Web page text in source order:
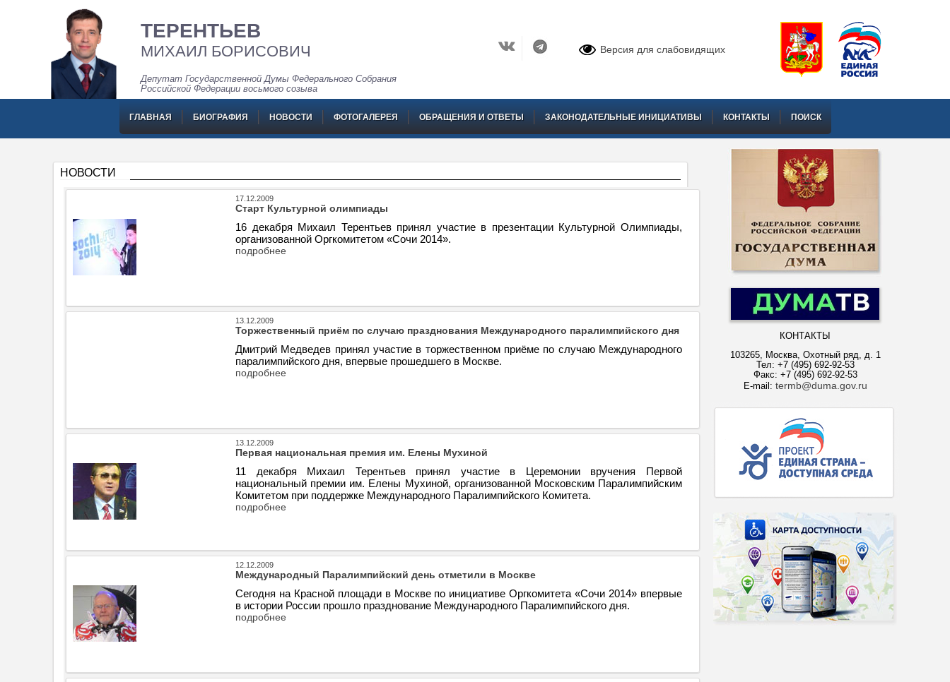
ТЕРЕНТЬЕВ
МИХАИЛ БОРИСОВИЧ
Депутат Государственной Думы Федерального Собрания
Российской Федерации восьмого созыва
Версия для слабовидящих
ГЛАВНАЯ БИОГРАФИЯ НОВОСТИ ФОТОГАЛЕРЕЯ ОБРАЩЕНИЯ И ОТВЕТЫ ЗАКОНОДАТЕЛЬНЫЕ ИНИЦИАТИВЫ КОНТАКТЫ ПОИСК
НОВОСТИ
17.12.2009
Старт Культурной олимпиады
16 декабря Михаил Терентьев принял участие в презентации Культурной Олимпиады,
организованной Оргкомитетом «Сочи 2014».
подробнее
13.12.2009
Торжественный приём по случаю празднования Международного паралимпийского дня
Дмитрий Медведев принял участие в торжественном приёме по случаю Международного
паралимпийского дня, впервые прошедшего в Москве.
подробнее
13.12.2009
Первая национальная премия им. Елены Мухиной
11 декабря Михаил Терентьев принял участие в Церемонии вручения Первой
национальный премии им. Елены Мухиной, организованной Московским Паралимпийским
Комитетом при поддержке Международного Паралимпийского Комитета.
подробнее
12.12.2009
Международный Паралимпийский день отметили в Москве
Сегодня на Красной площади в Москве по инициативе Оргкомитета «Сочи 2014» впервые
в истории России прошло празднование Международного Паралимпийского дня.
подробнее
КОНТАКТЫ
103265, Москва, Охотный ряд, д. 1
Тел: +7 (495) 692-92-53
Факс: +7 (495) 692-92-53
E-mail: termb@duma.gov.ru